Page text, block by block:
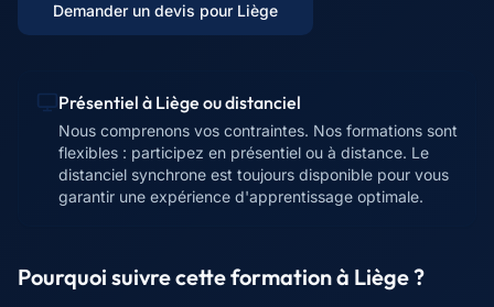
Demander un devis pour Liège
Présentiel à Liège ou distanciel
Nous comprenons vos contraintes. Nos formations sont
flexibles : participez en présentiel ou à distance. Le
distanciel synchrone est toujours disponible pour vous
garantir une expérience d'apprentissage optimale.
Pourquoi suivre cette formation à Liège?